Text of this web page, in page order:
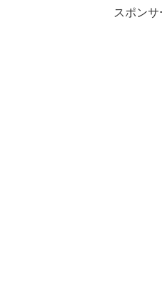
スポンサ